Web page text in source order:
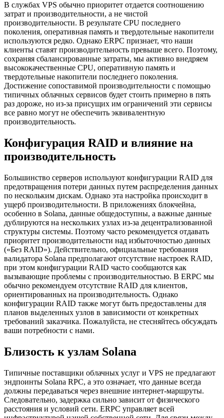
В службах VPS обычно приоритет отдается соотношению
затрат и производительности, а не чистой
производительности. В результате CPU последнего
поколения, оперативная память и твердотельные накопители
используются редко. Однако ERPC признает, что наши
клиенты ставят производительность превыше всего. Поэтому,
сохраняя сбалансированные затраты, мы активно внедряем
высококачественные CPU, оперативную память и
твердотельные накопители последнего поколения.
Достижение сопоставимой производительности с помощью
типичных облачных сервисов будет стоить примерно в пять
раз дороже, но из-за присущих им ограничений эти сервисы
все равно могут не обеспечить эквивалентную
производительность.
Конфигурация RAID и влияние на
производительность
Большинство серверов используют конфигурации RAID для
предотвращения потери данных путем распределения данных
по нескольким дискам. Однако эта настройка происходит в
ущерб производительности. В приложениях блокчейна,
особенно в Solana, данные общедоступны, а важные данные
дублируются на нескольких узлах из-за децентрализованной
структуры системы. Поэтому часто рекомендуется отдавать
приоритет производительности над избыточностью данных
(«Без RAID»). Действительно, официальные требования
валидатора Solana предполагают отсутствие настроек RAID,
при этом конфигурации RAID часто сообщаются как
вызывающие проблемы с производительностью. В ERPC мы
обычно рекомендуем отсутствие RAID для клиентов,
ориентированных на производительность. Однако
конфигурации RAID также могут быть предоставлены для
планов выделенных узлов в зависимости от конкретных
требований заказчика. Пожалуйста, не стесняйтесь обсуждать
ваши потребности с нами.
Близость к узлам Solana
Типичные поставщики облачных услуг и VPS не предлагают
эндпоинты Solana RPC, а это означает, что данные всегда
должны передаваться через внешние интернет-маршруты.
Следовательно, задержка сильно зависит от физического
расстояния и условий сети. ERPC управляет всей